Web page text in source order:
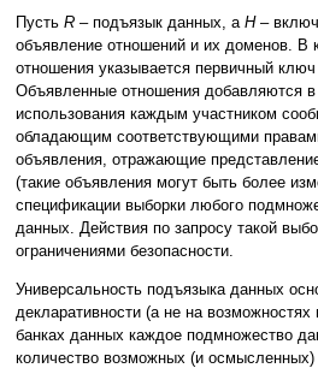
Пусть R – подъязык данных, а H–
объявление отношений и их доменов. В
отношения указывается первичный ключ
Объявленные отношения добавляются
использования каждым участником
обладающим соответствующими
объявления, отражающие
(такие объявления могут быть более
спецификации выборки любого
данных. Действия по запросу такой
ограничениями безопасности.
Универсальность подъязыка данных
декларативности (а не на
банках данных каждое подмножество
количество возможных (и